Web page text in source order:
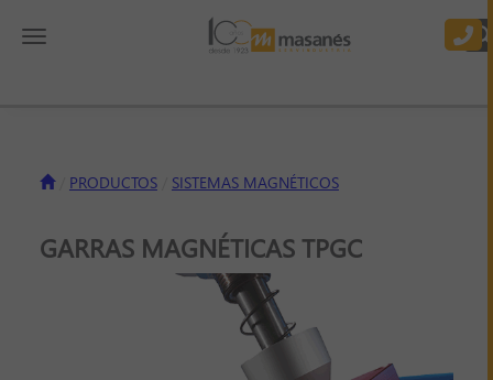
Toggle navigation
PRODUCTOS SISTEMAS MAGNÉTICOS
GARRAS MAGNÉTICAS TPGC